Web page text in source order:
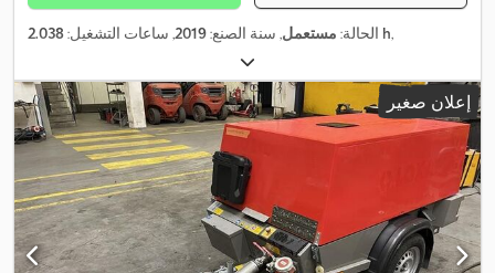
الحالة: مستعمل, سنة الصنع:2019, ساعات التشغيل: 2.038 h,
إعلان صغير